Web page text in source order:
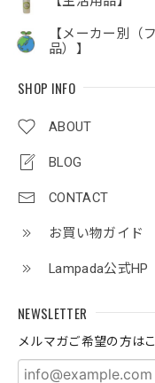
【メーカー別（
品）】
SHOP INFO
ABOUT
BLOG
CONTACT
お買い物ガイド
Lampada公式HP
NEWSLETTER
メルマガご希望の方は